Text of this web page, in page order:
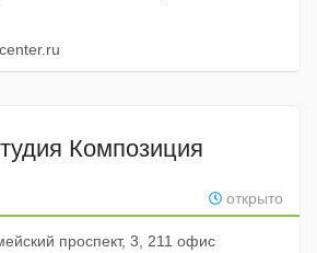
Композиция
открыто
проспект, 3, 211 офис